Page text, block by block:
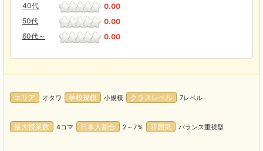
40代
0.00
50代
0.00
60代～
0.00
エリア オタワ 学校規模 小規模 クラスレベル 7レベル
最大授業数 4コマ 日本人割合 2～7％ 雰囲気 バランス重視型